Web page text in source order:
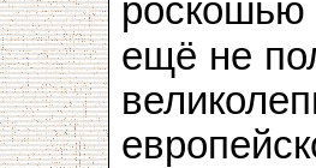
ещё не